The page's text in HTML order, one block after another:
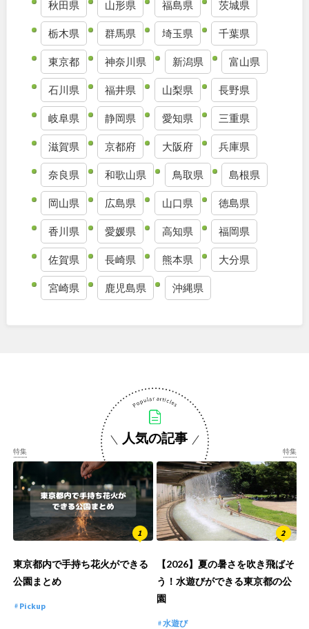
秋田県 山形県 福島県 茨城県
栃木県 群馬県 埼玉県 千葉県
東京都 神奈川県 新潟県 富山県
石川県 福井県 山梨県 長野県
岐阜県 静岡県 愛知県 三重県
滋賀県 京都府 大阪府 兵庫県
奈良県 和歌山県 鳥取県 島根県
岡山県 広島県 山口県 徳島県
香川県 愛媛県 高知県 福岡県
佐賀県 長崎県 熊本県 大分県
宮崎県 鹿児島県 沖縄県
人気の記事
特集
東京都内で手持ち花火ができる
公園まとめ
Pickup
特集
【2026】夏の暑さを吹き飛ばそ
う！水遊びができる東京都の公
園
水遊び